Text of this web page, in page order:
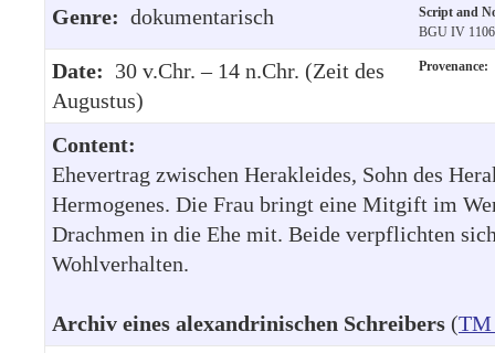
Genre: dokumentarisch
Script and
BGU IV
Date: 30 v.Chr. – 14 n.Chr. (Zeit des
Augustus)
Provenance:
Content:
Ehevertrag zwischen Herakleides, Sohn des
Hermogenes. Die Frau bringt eine Mitgift im
Drachmen in die Ehe mit. Beide verpflichten
Wohlverhalten.
Archiv eines alexandrinischen Schreibers (TM